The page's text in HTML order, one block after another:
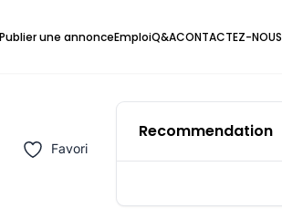
Publier une annonceEmploiQ&ACONTACTEZ-NOUS
Favori
Recommendation